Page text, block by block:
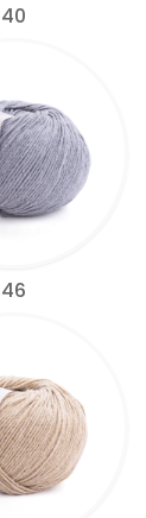
40
46